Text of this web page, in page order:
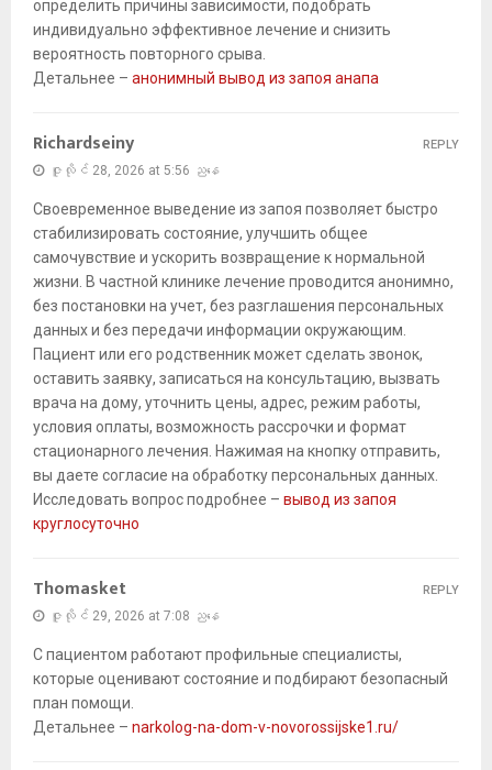
определить причины зависимости, подобрать
индивидуально эффективное лечение и снизить
вероятность повторного срыва.
Детальнее – анонимный вывод из запоя анапа
Richardseiny
ဇူလိုင် 28, 2026 at 5:56 ညနေ
Своевременное выведение из запоя позволяет быстро
стабилизировать состояние, улучшить общее
самочувствие и ускорить возвращение к нормальной
жизни. В частной клинике лечение проводится анонимно,
без постановки на учет, без разглашения персональных
данных и без передачи информации окружающим.
Пациент или его родственник может сделать звонок,
оставить заявку, записаться на консультацию, вызвать
врача на дому, уточнить цены, адрес, режим работы,
условия оплаты, возможность рассрочки и формат
стационарного лечения. Нажимая на кнопку отправить,
вы даете согласие на обработку персональных данных.
Исследовать вопрос подробнее – вывод из запоя
круглосуточно
REPLY
Thomasket
ဇူလိုင် 29, 2026 at 7:08 ညနေ
С пациентом работают профильные специалисты,
которые оценивают состояние и подбирают безопасный
план помощи.
Детальнее – narkolog-na-dom-v-novorossijske1.ru/
REPLY